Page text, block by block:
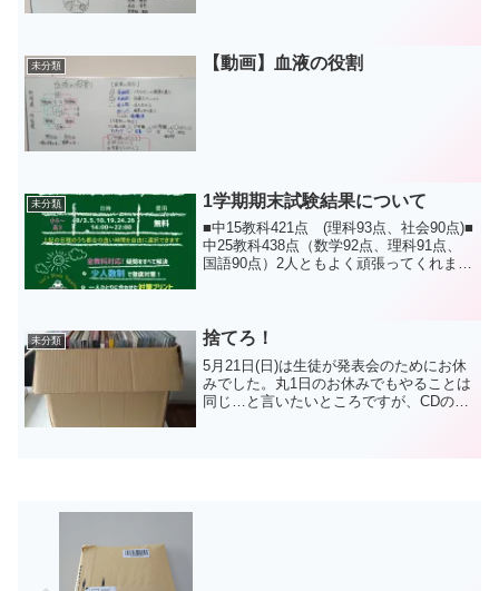
未分類 【動画】血液の役割
未分類 1学期期末試験結果について
■中15教科421点 (理科93点、社会90点)■
中25教科438点（数学92点、理科91点、
国語90点）2人ともよく頑張ってくれまし
未分類 捨てろ！
5月21日(日)は生徒が発表会のためにお休
みでした。丸1日のお休みでもやることは
同じ…と言いたいところですが、CDの片